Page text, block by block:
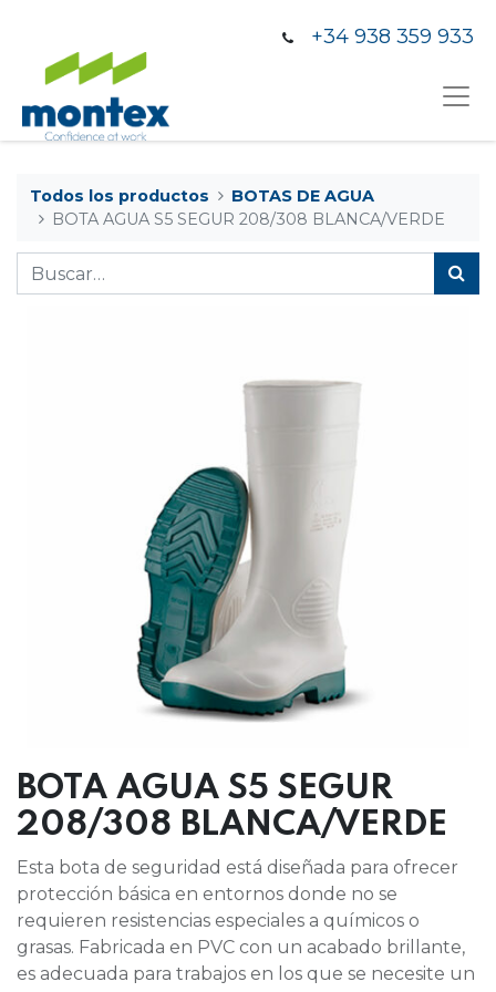
+34 938 359 933
Todos los productos
BOTAS DE AGUA
BOTA AGUA S5 SEGUR 208/308 BLANCA/VERDE
BOTA AGUA S5 SEGUR
208/308 BLANCA/VERDE
Esta bota de seguridad está diseñada para ofrecer
protección básica en entornos donde no se
requieren resistencias especiales a químicos o
grasas. Fabricada en PVC con un acabado brillante,
es adecuada para trabajos en los que se necesite un